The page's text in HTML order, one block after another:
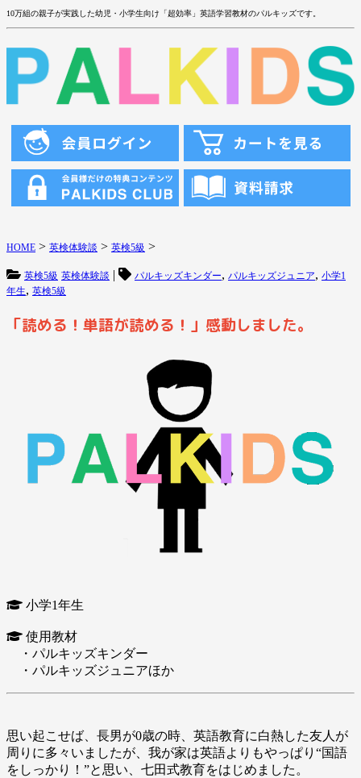
10万組の親子が実践した幼児・小学生向け「超効率」英語学習教材のパルキッズです。
HOME > 英検体験談 > 英検5級 >
英検5級 英検体験談 | パルキッズキンダー, パルキッズジュニア, 小学1
年生, 英検5級
「読める！単語が読める！」感動しました。
小学1年生
使用教材
・パルキッズキンダー
・パルキッズジュニアほか
思い起こせば、長男が0歳の時、英語教育に白熱した友人が
周りに多々いましたが、我が家は英語よりもやっぱり“国語
をしっかり！”と思い、七田式教育をはじめました。